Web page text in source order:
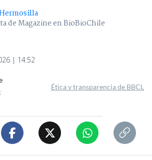
de Magazine en BioBioChile
| 14:52
Ética y transparencia de BBCL